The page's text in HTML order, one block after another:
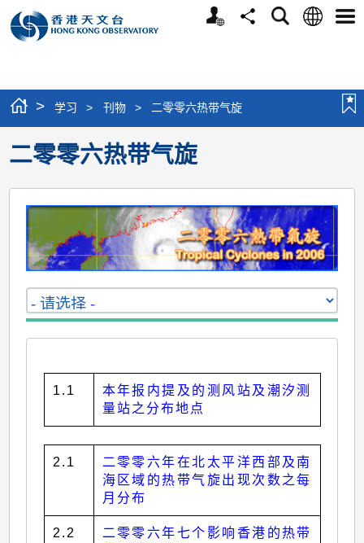
个
分
搜
语
选
> 学习 > 刊物 > 二零零六热带气旋
二零零六热带气旋
1.1
本年报内提及的测风站及潮汐测
量站之分布地点
2.1
二零零六年在北太平洋西部及南
海区域的热带气旋出现次数之每
月分布
2.2
二零零六年七个影响香港的热带